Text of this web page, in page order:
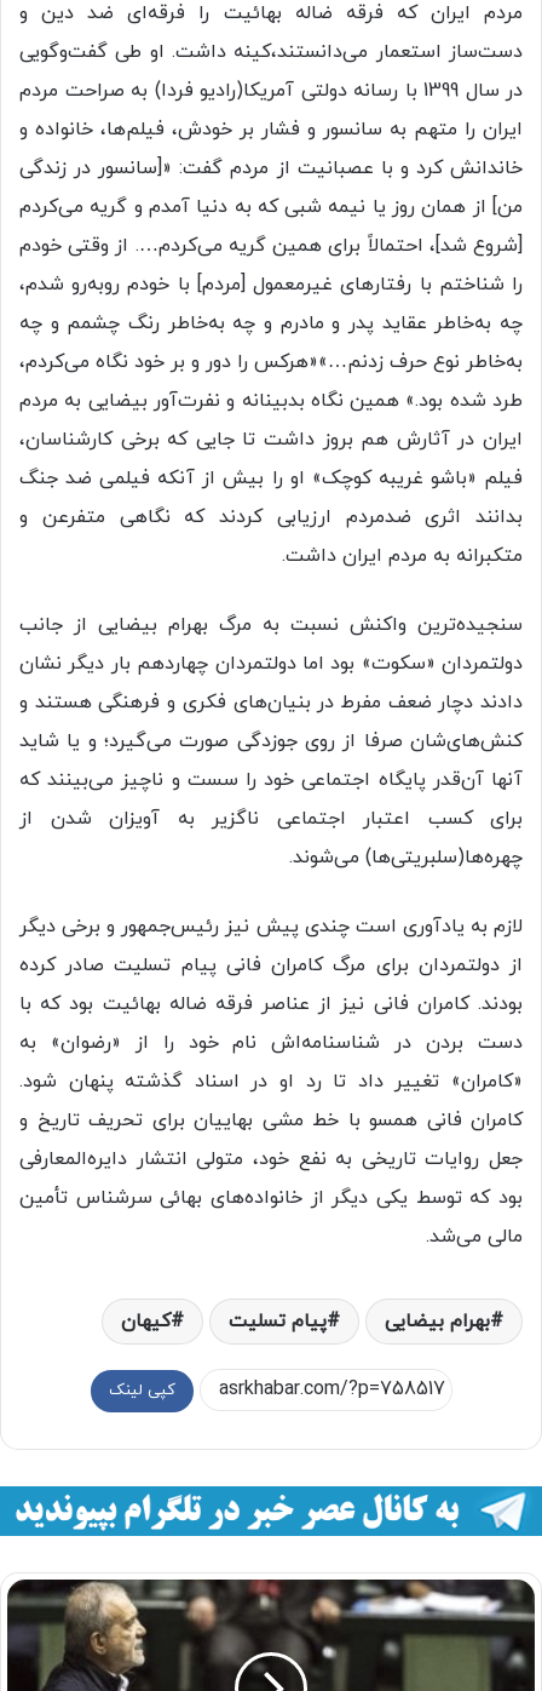
مردم ایران که فرقه ضاله بهائیت را فرقه‌ای ضد دین و
دست‌ساز استعمار می‌دانستند،کینه داشت. او طی گفت‌وگویی
در سال 1399 با رسانه دولتی آمریکا(رادیو فردا) به صراحت مردم
ایران را متهم به سانسور و فشار بر خودش، فیلم‌ها، خانواده و
خاندانش کرد و با عصبانیت از مردم گفت: «[سانسور در زندگی
من] از همان روز یا نیمه شبی که به دنیا آمدم و گریه می‌کردم
[شروع شد]، احتمالاً برای همین‌ گریه می‌کردم…. از وقتی خودم
را شناختم با رفتارهای غیرمعمول [مردم] با خودم روبه‌رو شدم،
چه به‌خاطر عقاید پدر و مادرم و چه به‌خاطر رنگ چشمم و چه
به‌خاطر نوع حرف زدنم…»«هرکس را دور و بر خود نگاه می‌کردم،
طرد شده بود.» همین نگاه بدبینانه و نفرت‌آور بیضایی به مردم
ایران در آثارش هم بروز داشت تا جایی که برخی کارشناسان،
فیلم «باشو غریبه کوچک» او را بیش از آنکه فیلمی ضد جنگ
بدانند اثری ضدمردم ارزیابی کردند که نگاهی متفرعن و
متکبرانه به مردم ایران داشت.
سنجیده‌ترین واکنش نسبت به مرگ بهرام بیضایی از جانب
دولتمردان «سکوت» بود اما دولتمردان چهاردهم بار دیگر نشان
دادند دچار ضعف مفرط در بنیان‌های فکری و فرهنگی هستند و
کنش‌های‌شان صرفا از روی جوزدگی صورت می‌گیرد؛ و یا شاید
آنها آن‌قدر پایگاه اجتماعی خود را سست و ناچیز می‌بینند که
برای کسب اعتبار اجتماعی ناگزیر به آویزان شدن از
چهره‌ها(سلبریتی‌ها) می‌شوند.
لازم به یادآوری است چندی پیش نیز رئیس‌جمهور و برخی دیگر
از دولتمردان برای مرگ کامران فانی پیام تسلیت صادر کرده
بودند. کامران فانی نیز از عناصر فرقه ضاله بهائیت بود که با
دست بردن در شناسنامه‌اش نام خود را از «رضوان» به
«کامران» تغییر داد تا رد او در اسناد گذشته پنهان شود.
کامران فانی همسو با خط مشی بهاییان برای تحریف تاریخ و
جعل روایات تاریخی به نفع خود، متولی انتشار دایره‌المعارفی
بود که توسط یکی دیگر از خانواده‌های بهائی سرشناس تأمین
مالی می‌شد.
بهرام بیضایی پیام تسلیت کیهان
کپی لینک